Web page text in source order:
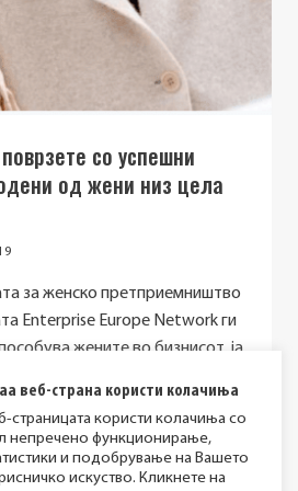
со успешни
од жени низ цела
за женско претприемништво
Enterprise Europe Network ги
жените во бизнисот, ja
нивната мрежа низ сектори,
Европа и во светот. Голем број
се започнати со цел да се
веб-страна користи колачиња
страницата користи колачиња со
непречено функционирање,
и подобрување на Вашето
искуство. Кликнете на